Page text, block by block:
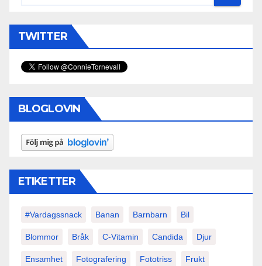
TWITTER
BLOGLOVIN
ETIKETTER
#vardagssnack Banan Barnbarn Bil
Blommor Bråk C-Vitamin Candida Djur
Ensamhet Fotografering Fototriss Frukt